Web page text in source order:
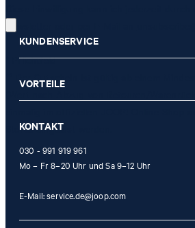
* Pflichtfeld
** Der Gutschein ist gültig ab einem
Stores eingelöst werden.
KUNDENSERVICE
VORTEILE
KONTAKT
030 - 991 919 961
Mo – Fr 8–20 Uhr und Sa 9–12 Uhr
E-Mail:service.de@joop.com